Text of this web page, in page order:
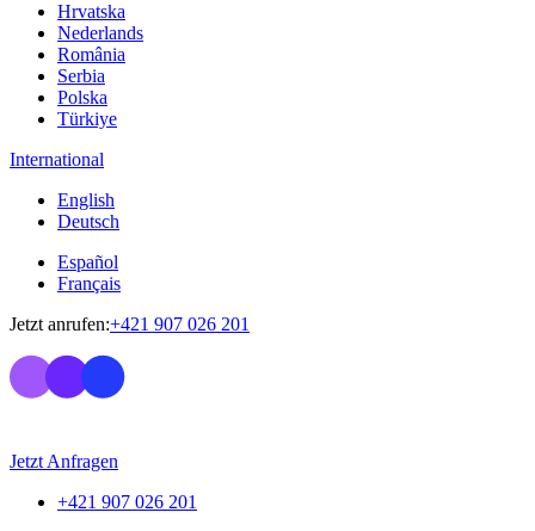
Hrvatska
Nederlands
România
Serbia
Polska
Türkiye
International
English
Deutsch
Español
Français
Jetzt anrufen:+421 907 026 201
Jetzt Anfragen
+421 907 026 201